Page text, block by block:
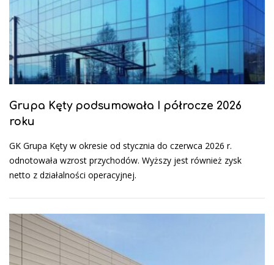
Grupa Kęty podsumowała I półrocze 2026
roku
GK Grupa Kęty w okresie od stycznia do czerwca 2026 r.
odnotowała wzrost przychodów. Wyższy jest również zysk
netto z działalności operacyjnej.